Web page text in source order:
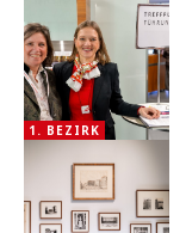
1. BEZIRK